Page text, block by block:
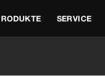
SERVICE